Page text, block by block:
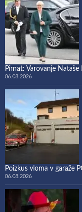
Pirnat: Varovanje
06.08.2026
Poizkus vloma v garaže
06.08.2026